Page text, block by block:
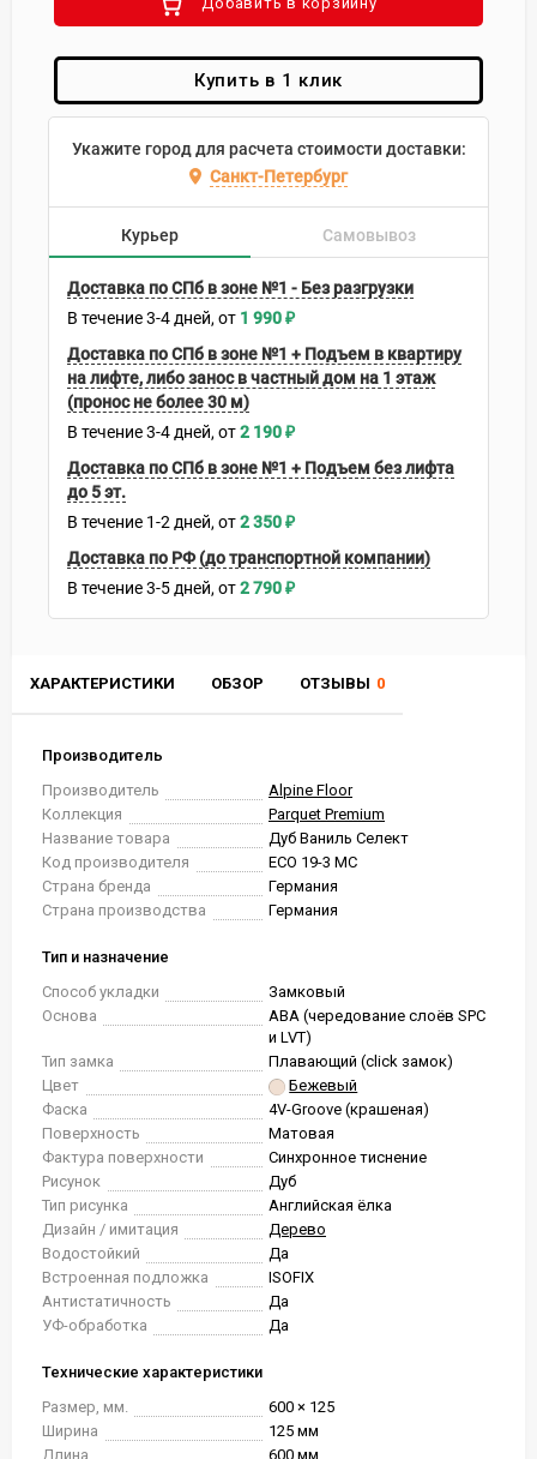
ХАРАКТЕРИСТИКИ ОБЗОР ОТЗЫВЫ 0
Производитель
Производитель
Alpine Floor
Коллекция
Parquet Premium
Название товара
Дуб Ваниль Селект
Код производителя
ECO 19-3 MC
Страна бренда
Германия
Страна производства
Германия
Тип и назначение
Способ укладки
Замковый
Основа
ABA (чередование слоёв SPC
и LVT)
Тип замка
Плавающий (click замок)
Цвет
Бежевый
Фаска
4V-Groove (крашеная)
Поверхность
Матовая
Фактура поверхности
Синхронное тиснение
Рисунок
Дуб
Тип рисунка
Английская ёлка
Дизайн / имитация
Дерево
Водостойкий
Да
Встроенная подложка
ISOFIX
Антистатичность
Да
УФ-обработка
Да
Технические характеристики
Размер, мм.
600 × 125
Ширина
125 мм
Длина
600 мм
Купить в 1 клик
Укажите город для расчета стоимости доставки:
Санкт-Петербург
Курьер Самовывоз
Доставка по СПб в зоне №1 - Без разгрузки
В течение3-4 дней 1 990₽
Доставка по СПб в зоне №1 + Подъем в квартиру
на лифте, либо занос в частный дом на 1 этаж
(пронос не более 30 м)
В течение3-4 дней 2 190₽
Доставка по СПб в зоне №1 + Подъем без лифта
до 5 эт.
В течение 1-2 дней 2 350₽
Доставка по РФ (до транспортной компании)
В течение3-5 дней 2 790₽